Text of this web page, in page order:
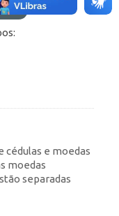
cédulas e moedas
moedas
separadas